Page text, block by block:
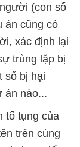
(con số
án cũng có
xác định lại
trùng lặp bị
số bị hại
án nào...
tố tụng của
trên cùng